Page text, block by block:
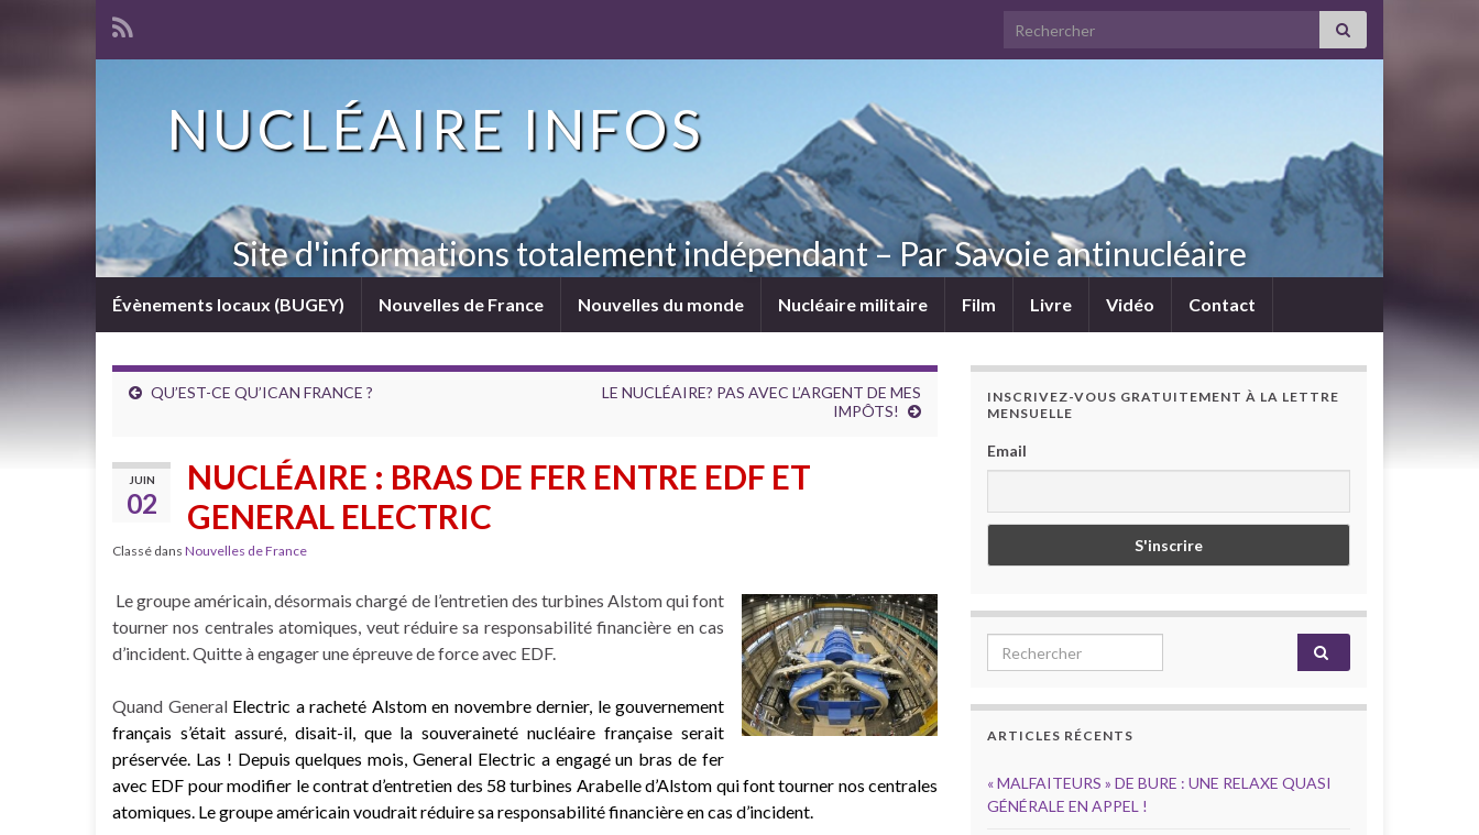
Search for:
NUCLÉAIRE INFOS
Site d'informations totalement indépendant – Par Savoie antinucléaire
Évènements locaux (BUGEY) Nouvelles de France Nouvelles du monde Nucléaire militaire Film Livre Vidéo Contact
QU’EST-CE QU’ICAN FRANCE ?
LE NUCLÉAIRE? PAS AVEC L’ARGENT DE MES
IMPÔTS!
JUIN
02
NUCLÉAIRE : BRAS DE FER ENTRE EDF ET
GENERAL ELECTRIC
Classé dans Nouvelles de France
Le groupe américain, désormais chargé de l’entretien des turbines Alstom qui font
tourner nos centrales atomiques, veut réduire sa responsabilité financière en cas
d’incident. Quitte à engager une épreuve de force avec EDF.
Quand General Electric a racheté Alstom en novembre dernier, le gouvernement
français s’était assuré, disait-il, que la souveraineté nucléaire française serait
préservée. Las ! Depuis quelques mois, General Electric a engagé un bras de fer
avec EDF pour modifier le contrat d’entretien des 58 turbines Arabelle d’Alstom qui font tourner nos centrales
atomiques. Le groupe américain voudrait réduire sa responsabilité financière en cas d’incident.
INSCRIVEZ-VOUS GRATUITEMENT À LA LETTRE
MENSUELLE
Email
Search for:
ARTICLES RÉCENTS
« MALFAITEURS » DE BURE : UNE RELAXE QUASI
GÉNÉRALE EN APPEL !